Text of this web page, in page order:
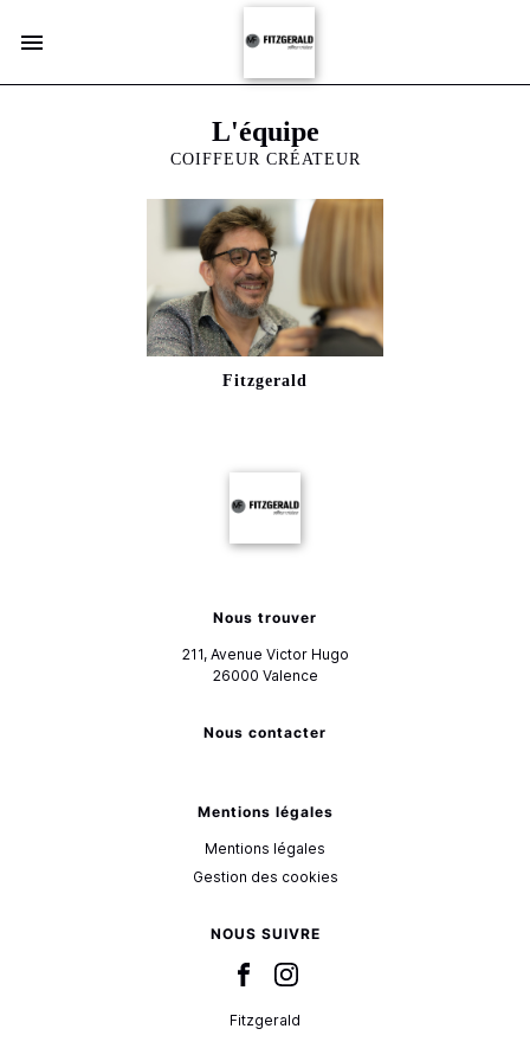
L'équipe
COIFFEUR CRÉATEUR
Fitzgerald
Nous trouver
211, Avenue Victor Hugo
26000 Valence
Nous contacter
Mentions légales
Mentions légales
Gestion des cookies
NOUS SUIVRE
Fitzgerald